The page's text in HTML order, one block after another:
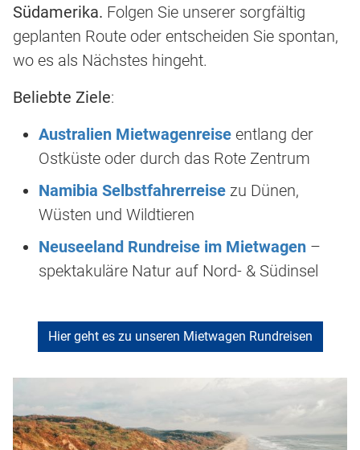
Südamerika. Folgen Sie unserer sorgfältig
geplanten Route oder entscheiden Sie spontan,
wo es als Nächstes hingeht.
Beliebte Ziele:
Australien Mietwagenreise entlang der
Ostküste oder durch das Rote Zentrum
Namibia Selbstfahrerreise zu Dünen,
Wüsten und Wildtieren
Neuseeland Rundreise im Mietwagen –
spektakuläre Natur auf Nord- & Südinsel
Hier geht es zu unseren Mietwagen Rundreisen